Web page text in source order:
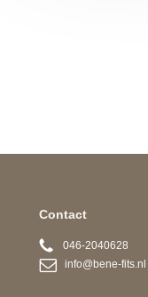
Contact
046-2040628
info@bene-fits.nl